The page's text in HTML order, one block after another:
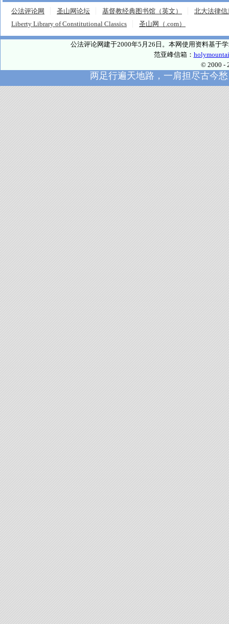
公法评论网 圣山网论坛 基督教经典图书馆（英文）
北大法律信
Liberty Library of Constitutional Classics
圣山网（.com）
公法评论网建于2000年5月26日。本网使用资料基于
范亚峰信箱：
© 2000 -
两足行遍天地路，一肩担尽古今